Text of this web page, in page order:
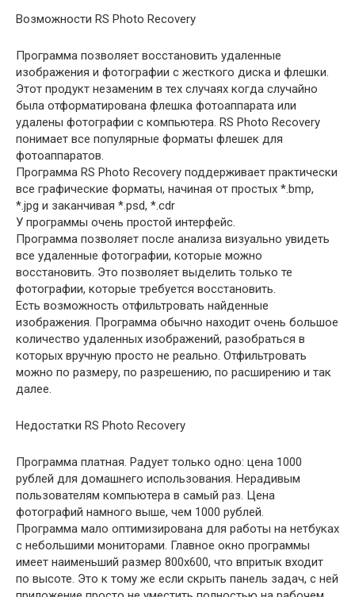
Возможности RS Photo Recovery
Программа позволяет восстановить удаленные
изображения и фотографии с жесткого диска и флешки.
Этот продукт незаменим в тех случаях когда случайно
была отформатирована флешка фотоаппарата или
удалены фотографии с компьютера. RS Photo Recovery
понимает все популярные форматы флешек для
фотоаппаратов.
Программа RS Photo Recovery поддерживает практически
все графические форматы, начиная от простых *.bmp,
*.jpg и заканчивая *.psd, *.cdr
У программы очень простой интерфейс.
Программа позволяет после анализа визуально увидеть
все удаленные фотографии, которые можно
восстановить. Это позволяет выделить только те
фотографии, которые требуется восстановить.
Есть возможность отфильтровать найденные
изображения. Программа обычно находит очень большое
количество удаленных изображений, разобраться в
которых вручную просто не реально. Отфильтровать
можно по размеру, по разрешению, по расширению и так
далее.
Недостатки RS Photo Recovery
Программа платная. Радует только одно: цена 1000
рублей для домашнего использования. Нерадивым
пользователям компьютера в самый раз. Цена
фотографий намного выше, чем 1000 рублей.
Программа мало оптимизирована для работы на нетбуках
с небольшими мониторами. Главное окно программы
имеет наименьший размер 800х600, что впритык входит
по высоте. Это к тому же если скрыть панель задач, с ней